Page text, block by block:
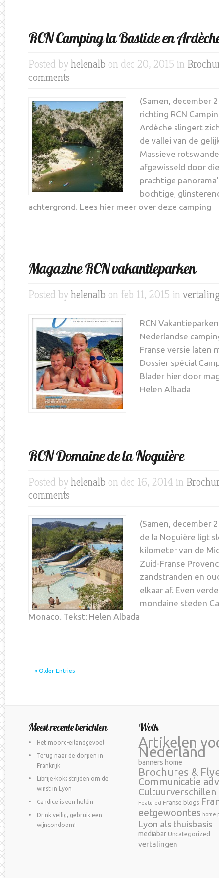
RCN Camping la Bastide en
Posted by helenalb on dec 20, 2015 in
comments
(Samen, december
richting RCN
Ardèche slingert
de vallei van de
Massieve
afgewisseld door
prachtige
bochtige,
achtergrond. Lees hier meer over deze camping
Magazine RCN vakantieparken
Posted by helenalb on feb 11, 2015 in
RCN
Nederlandse
Franse versie laten
Dossier spécial
Blader hier door
Helen Albada
RCN Domaine de la Noguière
Posted by helenalb on dec 16, 2014 in
comments
(Samen, december
de la Noguière ligt
kilometer van de
Zuid-Franse
zandstranden en
elkaar af. Even
mondaine steden
Monaco. Tekst: Helen Albada
« Older Entries
Meest recente berichten
Het moord-eilandgevoel
Terug naar de dorpen in
Frankrijk
Librije-koks strijden om de
winst in Lyon
Candice is een heldin
Drink veilig, gebruik een
wijncondoom!
Wolk
Artikelen
Nederland
banners home
Brochures &
Communicatie
Cultuurverschillen
Featured Franse blogs
eetgewoontes home
Lyon als thuisbasis
mediabar Uncategorized
vertalingen